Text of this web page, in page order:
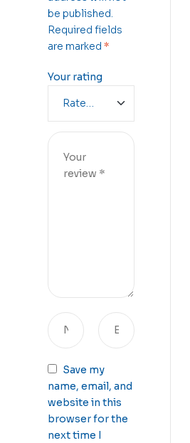
be published.
Required fields
are marked *
Your rating
Save my
name, email, and
website in this
browser for the
next time I